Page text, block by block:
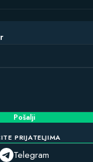
Pošalji
PRIJATELJIMA
Telegram